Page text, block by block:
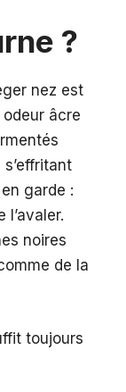
?
nez est
odeur âcre
garde :
l’avaler.
noires
de la
toujours